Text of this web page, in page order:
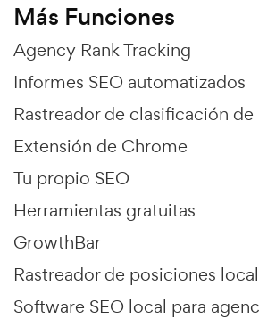
Más Funciones
Agency Rank Tracking
Informes SEO automatizados
Rastreador de clasificación de
Extensión de Chrome
Tu propio SEO
Herramientas gratuitas
GrowthBar
Rastreador de posiciones
Software SEO local para